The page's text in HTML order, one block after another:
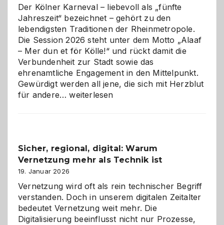
Der Kölner Karneval – liebevoll als „fünfte
Jahreszeit“ bezeichnet – gehört zu den
lebendigsten Traditionen der Rheinmetropole.
Die Session 2026 steht unter dem Motto „Alaaf
– Mer dun et för Kölle!“ und rückt damit die
Verbundenheit zur Stadt sowie das
ehrenamtliche Engagement in den Mittelpunkt.
Gewürdigt werden all jene, die sich mit Herzblut
für andere…Kölner
ein
dreifaches
Alaaf!
weiterlesen
Sicher, regional, digital: Warum
Vernetzung mehr als Technik ist
19. Januar 2026
Vernetzung wird oft als rein technischer Begriff
verstanden. Doch in unserem digitalen Zeitalter
bedeutet Vernetzung weit mehr. Die
Digitalisierung beeinflusst nicht nur Prozesse,